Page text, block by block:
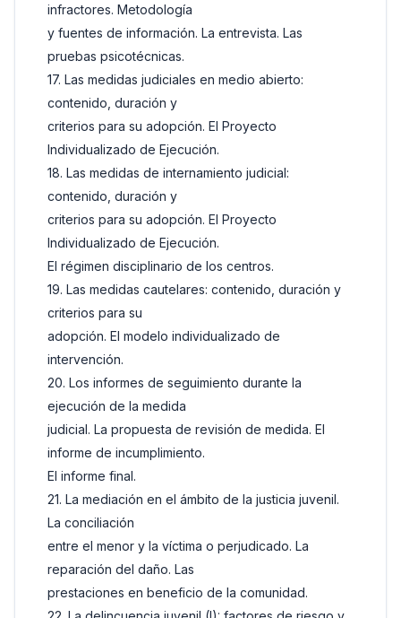
infractores. Metodología
y fuentes de información. La entrevista. Las
pruebas psicotécnicas.
17. Las medidas judiciales en medio abierto:
contenido, duración y
criterios para su adopción. El Proyecto
Individualizado de Ejecución.
18. Las medidas de internamiento judicial:
contenido, duración y
criterios para su adopción. El Proyecto
Individualizado de Ejecución.
El régimen disciplinario de los centros.
19. Las medidas cautelares: contenido, duración y
criterios para su
adopción. El modelo individualizado de
intervención.
20. Los informes de seguimiento durante la
ejecución de la medida
judicial. La propuesta de revisión de medida. El
informe de incumplimiento.
El informe final.
21. La mediación en el ámbito de la justicia juvenil.
La conciliación
entre el menor y la víctima o perjudicado. La
reparación del daño. Las
prestaciones en beneficio de la comunidad.